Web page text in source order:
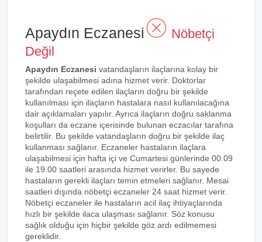
Apaydın Eczanesi
Nöbetçi
Değil
Apaydın Eczanesi vatandaşların ilaçlarına kolay bir
şekilde ulaşabilmesi adına hizmet verir. Doktorlar
tarafından reçete edilen ilaçların doğru bir şekilde
kullanılması için ilaçların hastalara nasıl kullanılacağına
dair açıklamaları yapılır. Ayrıca ilaçların doğru saklanma
koşulları da eczane içerisinde bulunan eczacılar tarafına
belirtilir. Bu şekilde vatandaşların doğru bir şekilde ilaç
kullanması sağlanır. Eczaneler hastaların ilaçlara
ulaşabilmesi için hafta içi ve Cumartesi günlerinde 00.09
ile 19.00 saatleri arasında hizmet verirler. Bu sayede
hastaların gerekli ilaçları temin etmeleri sağlanır. Mesai
saatleri dışında nöbetçi eczaneler 24 saat hizmet verir.
Nöbetçi eczaneler ile hastaların acil ilaç ihtiyaçlarında
hızlı bir şekilde ilaca ulaşması sağlanır. Söz konusu
sağlık olduğu için hiçbir şekilde göz ardı edilmemesi
gereklidir.